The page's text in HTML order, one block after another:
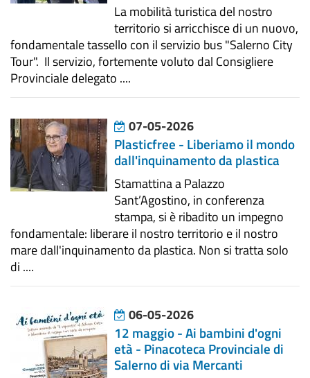
La mobilità turistica del nostro
territorio si arricchisce di un nuovo,
fondamentale tassello con il servizio bus "Salerno City
Tour". Il servizio, fortemente voluto dal Consigliere
Provinciale delegato ....
07-05-2026
Plasticfree - Liberiamo il mondo
dall'inquinamento da plastica
Stamattina a Palazzo
Sant’Agostino, in conferenza
stampa, si è ribadito un impegno
fondamentale: liberare il nostro territorio e il nostro
mare dall'inquinamento da plastica. Non si tratta solo
di ....
06-05-2026
12 maggio - Ai bambini d'ogni
età - Pinacoteca Provinciale di
Salerno di via Mercanti